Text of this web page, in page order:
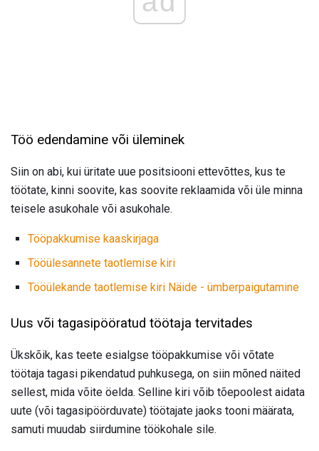
Töö edendamine või üleminek
Siin on abi, kui üritate uue positsiooni ettevõttes, kus te
töötate, kinni soovite, kas soovite reklaamida või üle minna
teisele asukohale või asukohale.
Tööpakkumise kaaskirjaga
Tööülesannete taotlemise kiri
Tööülekande taotlemise kiri Näide - ümberpaigutamine
Uus või tagasipööratud töötaja tervitades
Ükskõik, kas teete esialgse tööpakkumise või võtate
töötaja tagasi pikendatud puhkusega, on siin mõned näited
sellest, mida võite öelda. Selline kiri võib tõepoolest aidata
uute (või tagasipöörduvate) töötajate jaoks tooni määrata,
samuti muudab siirdumine töökohale sile.